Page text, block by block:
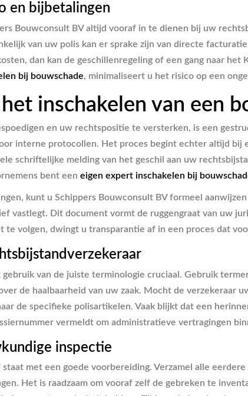
en bijbetalingen
Bouwconsult BV altijd vooraf in te dienen bij uw
van uw polis kan er sprake zijn van directe
dan kan de geschillenregeling of een gang naar
bij bouwschade, minimaliseert u het risico op een
inschakelen van een
en uw rechtspositie te versterken, is een
interne protocollen. Het proces begint echter altijd bij
schriftelijke melding van het geschil aan uw
bent een eigen expert inschakelen bij
kunt u Schippers Bouwconsult BV formeel
vastlegt. Dit document vormt de ruggengraat van uw
te volgen, dwingt u transparantie af in een proces dat
van de juiste terminologie cruciaal. Gebruik
de haalbaarheid van uw zaak. Mocht de verzekeraar
de specifieke polisartikelen. Vaak blijkt dat een
vermeldt om administratieve vertragingen
inspectie
met een goede voorbereiding. Verzamel alle
Het is raadzaam om vooraf zelf de gebreken te